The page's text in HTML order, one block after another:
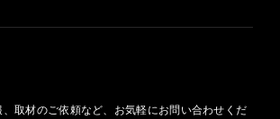
取材のご依頼など、お気軽にお問い合わせくだ